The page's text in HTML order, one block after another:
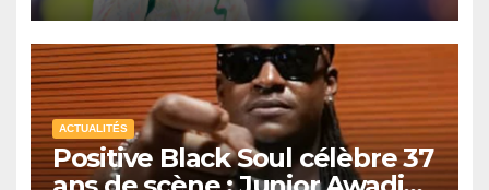
ACTUALITÉS
Positive Black Soul célèbre 37